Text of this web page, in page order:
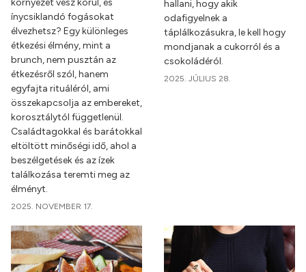
környezet vesz körül, és
ínycsiklandó fogásokat
élvezhetsz? Egy különleges
étkezési élmény, mint a
brunch, nem pusztán az
étkezésről szól, hanem
egyfajta rituáléról, ami
összekapcsolja az embereket,
korosztálytól függetlenül.
Családtagokkal és barátokkal
eltöltött minőségi idő, ahol a
beszélgetések és az ízek
találkozása teremti meg az
élményt.
2025. NOVEMBER 17.
hallani, hogy akik
odafigyelnek a
táplálkozásukra, le kell hogy
mondjanak a cukorról és a
csokoládéról.
2025. JÚLIUS 28.